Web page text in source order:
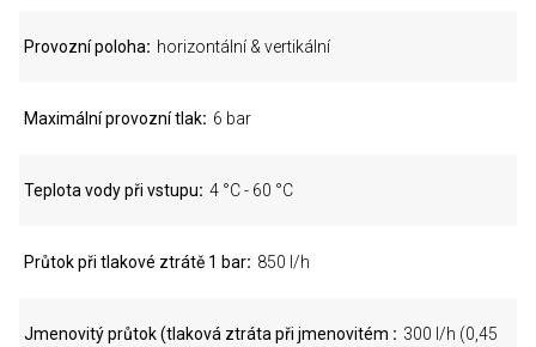
Provozní poloha horizontální & vertikální
Maximální provozní tlak 6 bar
Teplota vody při vstupu 4 °C - 60 °C
Průtok při tlakové ztrátě 1 bar 850 l/h
Jmenovitý průtok (tlaková ztráta při jmenovitém
300 l/h (0,45